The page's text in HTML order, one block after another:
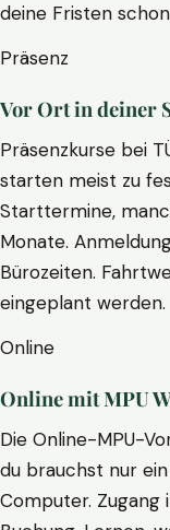
deine Fristen
Präsenz
Vor Ort in deiner
Präsenzkurse bei
starten meist zu
Starttermine,
Monate.
Bürozeiten.
eingeplant werden.
Online
Online mit MPU
Die Online-MPU-
du brauchst nur
Computer. Zugang